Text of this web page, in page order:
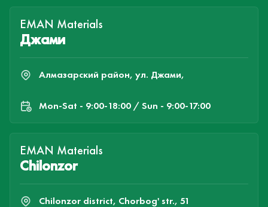
EMAN Materials
Джами
Алмазарский район, ул. Джами,
Mon-Sat - 9:00-18:00 / Sun - 9:00-17:00
EMAN Materials
Chilonzor
Chilonzor district, Chorbog' str., 51